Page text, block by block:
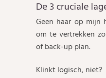
De 3 cruciale
Geen haar op mijn
om te vertrekken
of back-up plan.
Klinkt logisch, niet?